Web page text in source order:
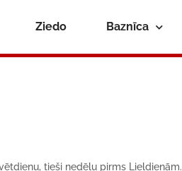
Ziedo Baznīca
tieši nedēļu pirms Lieldienām.